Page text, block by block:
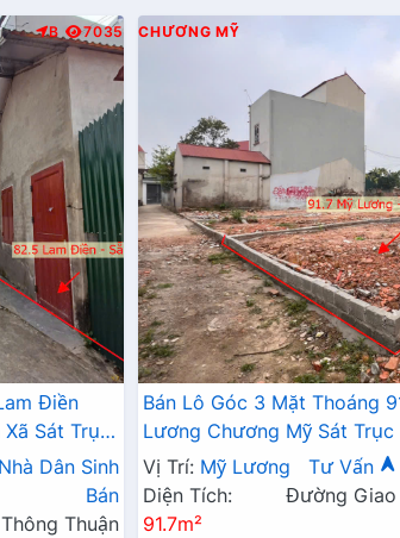
B 7035
Điền
Sát Trục
Nhà Dân Sinh
Bán
Thuận
CHƯƠNG MỸ
Bán Lô Góc 3 Mặt Thoáng
Lương Chương Mỹ Sát Trục
Đất Phân Lô Mỹ Lương
Vị Trí: Mỹ Lương Tư Vấn
Diện Tích:
91.7m²
Đường Giao